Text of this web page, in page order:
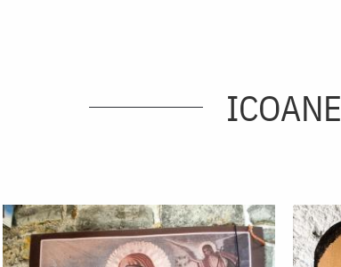
ICOANE